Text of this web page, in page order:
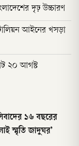
দৃঢ় উচ্চারণ
আইনের খসড়া
২০ আগস্ট
১৬ বছরের
স্মৃতি জাদুঘর’